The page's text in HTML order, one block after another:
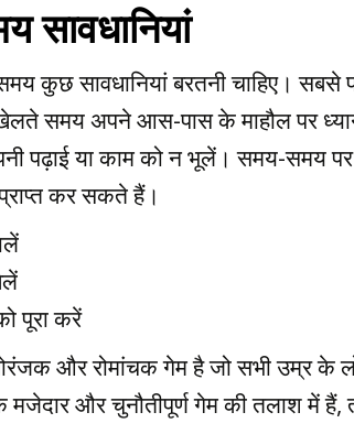
कुछ सावधानियां बरतनी चाहिए।
समय अपने आस-पास के माहौल पर
पढ़ाई या काम को न भूलें। समय-समय पर
कर सकते हैं।
पूरा करें
और रोमांचक गेम है जो सभी उम्र के
मजेदार और चुनौतीपूर्ण गेम की तलाश में